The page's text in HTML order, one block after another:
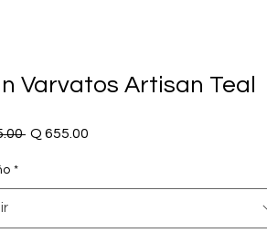
Varvatos Artisan Teal
Precio
Q 655.00
*